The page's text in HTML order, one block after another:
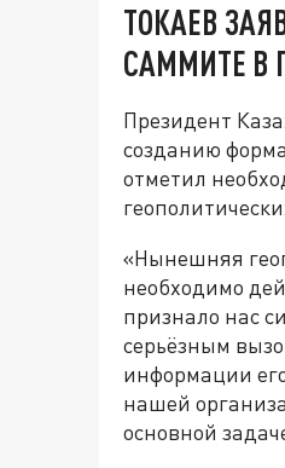
ТОКАЕВ
САММИТЕ В
Президент
созданию
отметил
«Нынешняя
необходимо
признало нас
серьёзным
информации
нашей
основной